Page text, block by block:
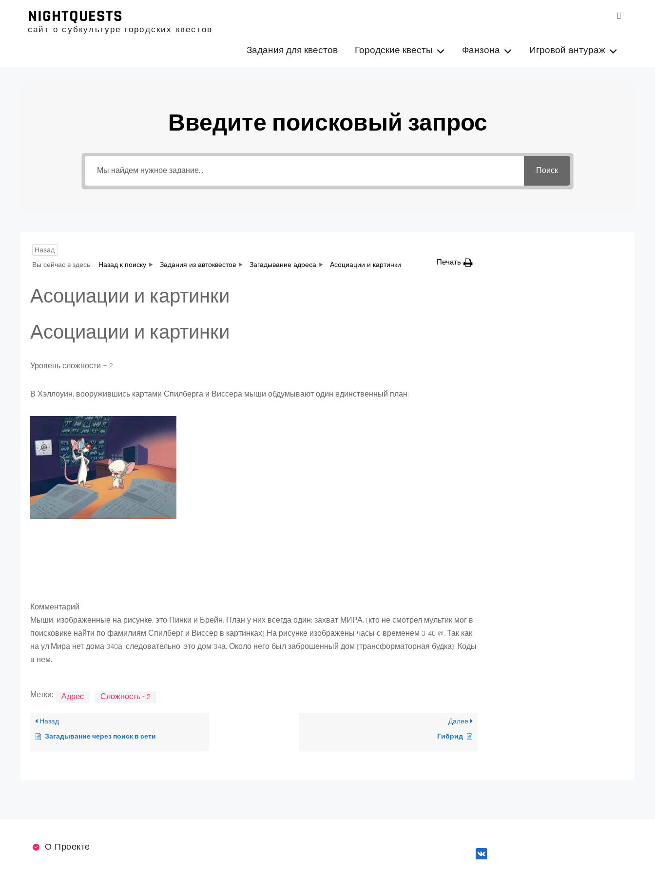
содержимому
NIGHTQUESTS
сайт о субкультуре городских квестов
Задания для квестов Городские квесты Фанзона Игровой антураж
Введите поисковый запрос
Поиск
Назад
Вы сейчас в здесь: Назад к поиску Задания из автоквестов Загадывание адреса Асоциации и картинки Печать
Асоциации и картинки
Асоциации и картинки
Уровень сложности — 2
В Хэллоуин, вооружившись картами Спилберга и Виссера мыши обдумывают один единственный план:
Комментарий
Мыши, изображенные на рисунке, это Пинки и Брейн. План у них всегда один: захват МИРА. (кто не смотрел мультик мог в
поисковике найти по фамилиям Спилберг и Виссер в картинках) На рисунке изображены часы с временем 3-40 @. Так как
на ул.Мира нет дома 340а, следовательно, это дом 34а. Около него был заброшенный дом (трансформаторная будка). Коды
в нем.
Метки: Адрес Сложность - 2
Назад
Загадывание через поиск в сети
Далее
Гибрид
О Проекте